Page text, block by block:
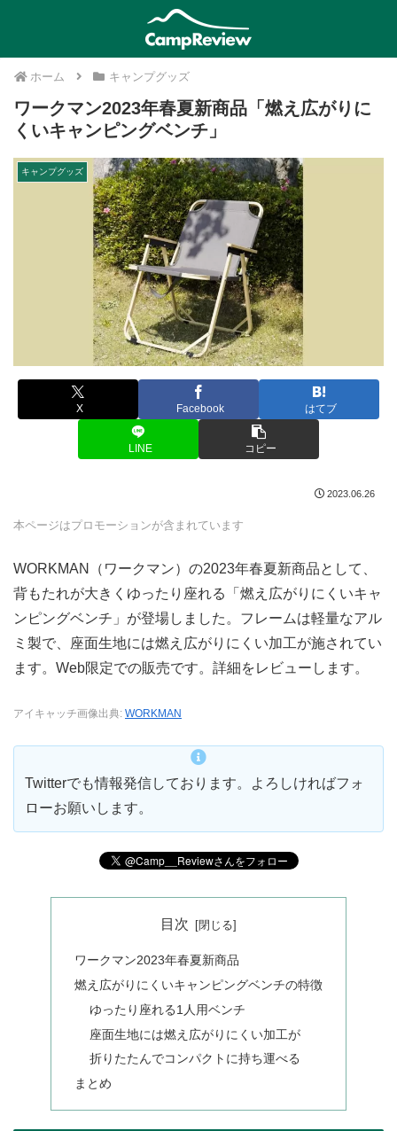
ホーム キャンプグッズ
ワークマン2023年春夏新商品「燃え広がりに
くいキャンピングベンチ」
キャンプグッズ
X Facebook はてブ
LINE コピー
2023.06.26
本ページはプロモーションが含まれています
WORKMAN（ワークマン）の2023年春夏新商品として、
背もたれが大きくゆったり座れる「燃え広がりにくいキャ
ンピングベンチ」が登場しました。フレームは軽量なアル
ミ製で、座面生地には燃え広がりにくい加工が施されてい
ます。Web限定での販売です。詳細をレビューします。
アイキャッチ画像出典: WORKMAN
Twitterでも情報発信しております。よろしければフォ
ローお願いします。
目次
ワークマン2023年春夏新商品
燃え広がりにくいキャンピングベンチの特徴
ゆったり座れる1人用ベンチ
座面生地には燃え広がりにくい加工が
折りたたんでコンパクトに持ち運べる
まとめ